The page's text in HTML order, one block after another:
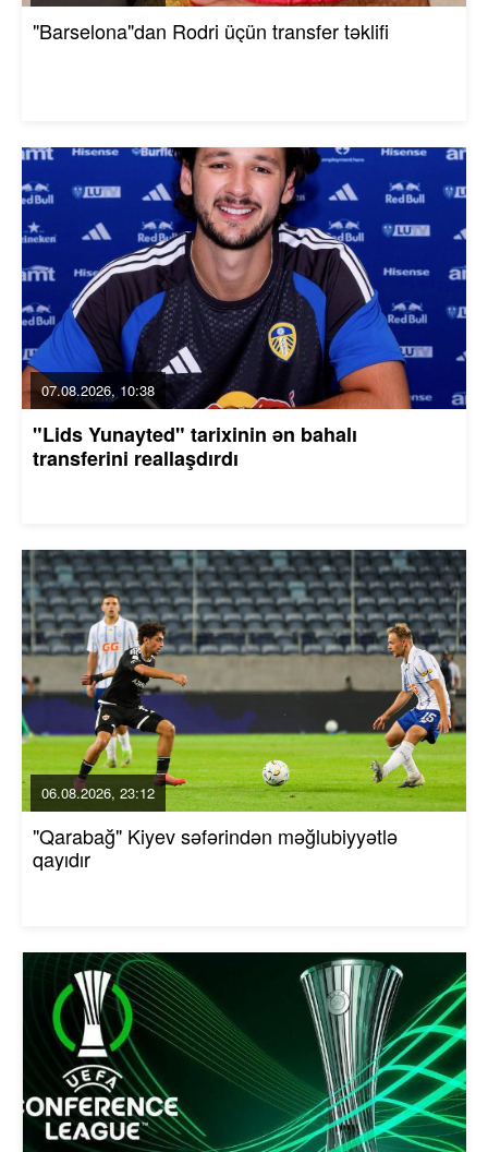
"Barselona"dan Rodri üçün transfer təklifi
07.08.2026, 10:38
"Lids Yunayted" tarixinin ən bahalı
transferini reallaşdırdı
06.08.2026, 23:12
"Qarabağ" Kiyev səfərindən məğlubiyyətlə
qayıdır